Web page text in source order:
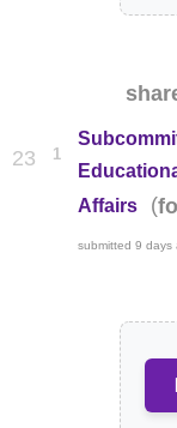
23 1
Affairs
(
submitted9 days